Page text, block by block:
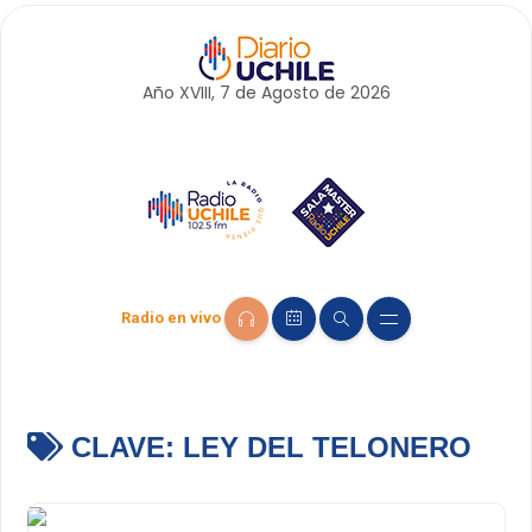
Año XVIII, 7 de Agosto de 2026
Radio en vivo
CLAVE: LEY DEL TELONERO